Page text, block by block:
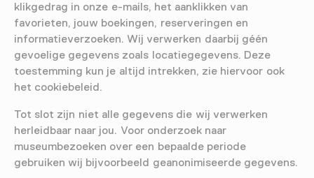
klikgedrag in onze e-mails, het aanklikken van
favorieten, jouw boekingen, reserveringen en
informatieverzoeken. Wij verwerken daarbij géén
gevoelige gegevens zoals locatiegegevens. Deze
toestemming kun je altijd intrekken, zie hiervoor ook
het cookiebeleid.
Tot slot zijn niet alle gegevens die wij verwerken
herleidbaar naar jou. Voor onderzoek naar
museumbezoeken over een bepaalde periode
gebruiken wij bijvoorbeeld geanonimiseerde gegevens.